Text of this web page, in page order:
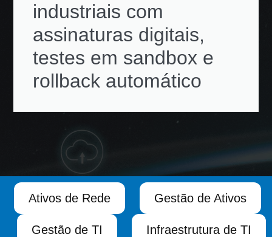
industriais com
assinaturas digitais,
testes em sandbox e
rollback automático
Ativos de Rede Gestão de Ativos
Gestão de TI Infraestrutura de TI